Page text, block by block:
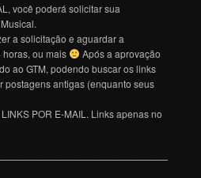
você poderá solicitar sua
a solicitação e aguardar a
ou mais
Após a aprovação
ao GTM, podendo buscar os links
postagens antigas (enquanto seus
POR E-MAIL. Links apenas no